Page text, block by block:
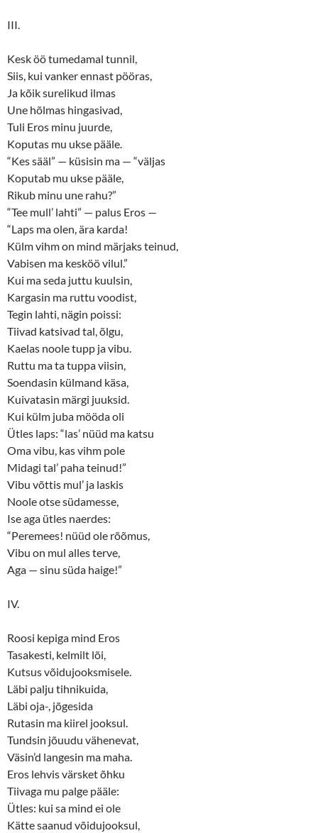
III.
Kesk öö tumedamal tunnil,
Siis, kui vanker ennast pööras,
Ja kõik surelikud ilmas
Une hõlmas hingasivad,
Tuli Eros minu juurde,
Koputas mu ukse pääle.
“Kes sääl” — küsisin ma — “väljas
Koputab mu ukse pääle,
Rikub minu une rahu?”
“Tee mull’ lahti” — palus Eros —
“Laps ma olen, ära karda!
Külm vihm on mind märjaks teinud,
Vabisen ma kesköö vilul.”
Kui ma seda juttu kuulsin,
Kargasin ma ruttu voodist,
Tegin lahti, nägin poissi:
Tiivad katsivad tal, õlgu,
Kaelas noole tupp ja vibu.
Ruttu ma ta tuppa viisin,
Soendasin külmand käsa,
Kuivatasin märgi juuksid.
Kui külm juba mööda oli
Ütles laps: “las’ nüüd ma katsu
Oma vibu, kas vihm pole
Midagi tal’ paha teinud!”
Vibu võttis mul’ ja laskis
Noole otse südamesse,
Ise aga ütles naerdes:
“Peremees! nüüd ole rõõmus,
Vibu on mul alles terve,
Aga — sinu süda haige!”
IV.
Roosi kepiga mind Eros
Tasakesti, kelmilt lõi,
Kutsus võidujooksmisele.
Läbi palju tihnikuida,
Läbi oja-, jõgesida
Rutasin ma kiirel jooksul.
Tundsin jõuudu vähenevat,
Väsin’d langesin ma maha.
Eros lehvis värsket õhku
Tiivaga mu palge pääle:
Ütles: kui sa mind ei ole
Kätte saanud võidujooksul,